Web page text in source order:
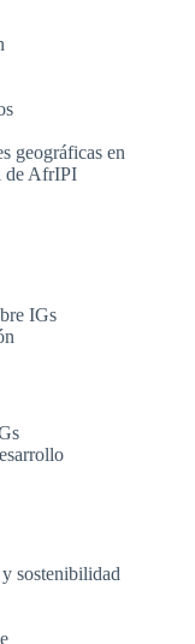
geográficas en
de AfrIPI
IGs
sostenibilidad